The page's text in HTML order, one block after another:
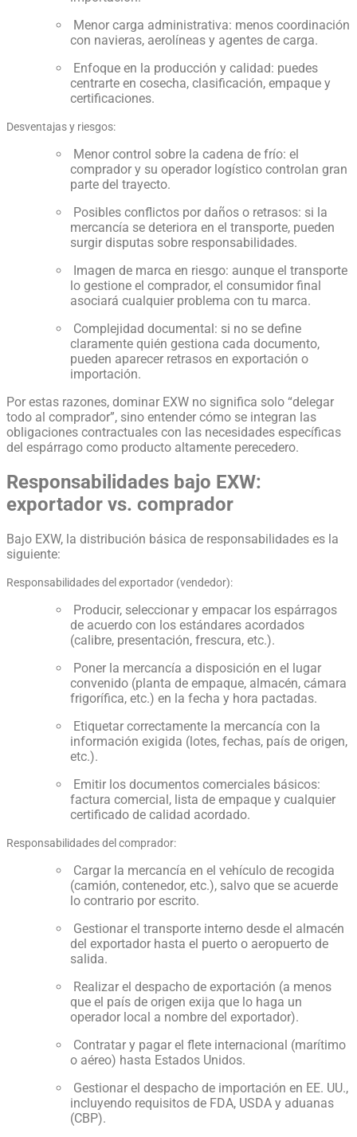
Menor carga administrativa: menos coordinación
con navieras, aerolíneas y agentes de carga.
Enfoque en la producción y calidad: puedes
centrarte en cosecha, clasificación, empaque y
certificaciones.
Desventajas y riesgos:
Menor control sobre la cadena de frío: el
comprador y su operador logístico controlan gran
parte del trayecto.
Posibles conflictos por daños o retrasos: si la
mercancía se deteriora en el transporte, pueden
surgir disputas sobre responsabilidades.
Imagen de marca en riesgo: aunque el transporte
lo gestione el comprador, el consumidor final
asociará cualquier problema con tu marca.
Complejidad documental: si no se define
claramente quién gestiona cada documento,
pueden aparecer retrasos en exportación o
importación.
Por estas razones, dominar EXW no significa solo “delegar
todo al comprador”, sino entender cómo se integran las
obligaciones contractuales con las necesidades específicas
del espárrago como producto altamente perecedero.
Responsabilidades bajo EXW:
exportador vs. comprador
Bajo EXW, la distribución básica de responsabilidades es la
siguiente:
Responsabilidades del exportador (vendedor):
Producir, seleccionar y empacar los espárragos
de acuerdo con los estándares acordados
(calibre, presentación, frescura, etc.).
Poner la mercancía a disposición en el lugar
convenido (planta de empaque, almacén, cámara
frigorífica, etc.) en la fecha y hora pactadas.
Etiquetar correctamente la mercancía con la
información exigida (lotes, fechas, país de origen,
etc.).
Emitir los documentos comerciales básicos:
factura comercial, lista de empaque y cualquier
certificado de calidad acordado.
Responsabilidades del comprador:
Cargar la mercancía en el vehículo de recogida
(camión, contenedor, etc.), salvo que se acuerde
lo contrario por escrito.
Gestionar el transporte interno desde el almacén
del exportador hasta el puerto o aeropuerto de
salida.
Realizar el despacho de exportación (a menos
que el país de origen exija que lo haga un
operador local a nombre del exportador).
Contratar y pagar el flete internacional (marítimo
o aéreo) hasta Estados Unidos.
Gestionar el despacho de importación en EE. UU.,
incluyendo requisitos de FDA, USDA y aduanas
(CBP).